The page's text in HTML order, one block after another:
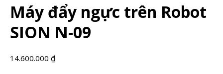
Máy đẩy ngực trên Robot
SION N-09
14.600.000 ₫